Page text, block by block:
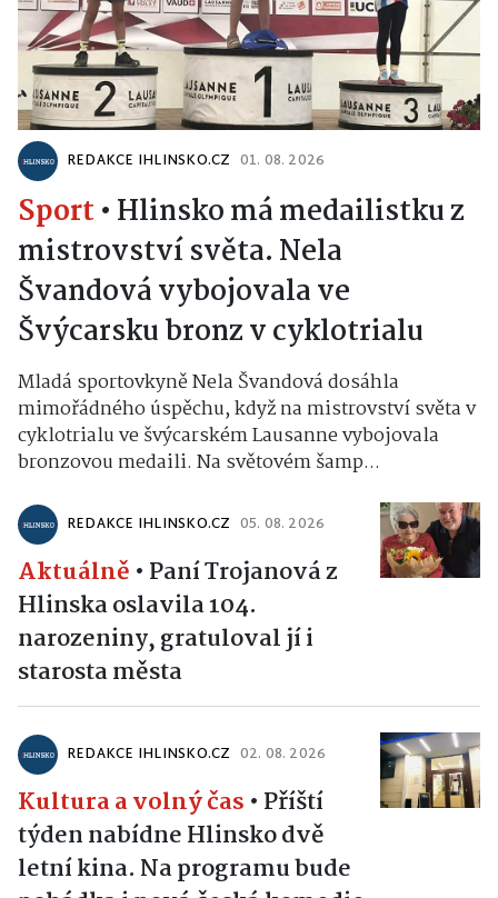
REDAKCE IHLINSKO.CZ 01. 08. 2026
Sport • Hlinsko má medailistku z
mistrovství světa. Nela
Švandová vybojovala ve
Švýcarsku bronz v cyklotrialu
Mladá sportovkyně Nela Švandová dosáhla
mimořádného úspěchu, když na mistrovství světa v
cyklotrialu ve švýcarském Lausanne vybojovala
bronzovou medaili. Na světovém šamp...
REDAKCE IHLINSKO.CZ 05. 08. 2026
Aktuálně • Paní Trojanová z
Hlinska oslavila 104.
narozeniny, gratuloval jí i
starosta města
REDAKCE IHLINSKO.CZ 02. 08. 2026
Kultura a volný čas • Příští
týden nabídne Hlinsko dvě
letní kina. Na programu bude